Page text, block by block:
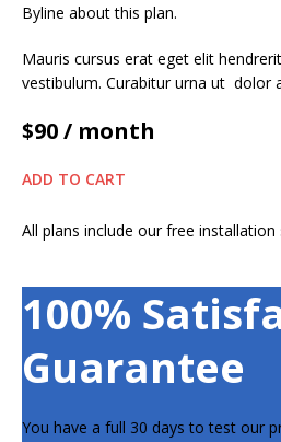
Byline about this plan.
Mauris cursus erat eget elit hendrerit, sed
vestibulum. Curabitur urna ut dolor
$90/ month
ADD TO CART
All plans include our free installation
100%
Guarantee
You have a full 30 days to test our product. If you aren't